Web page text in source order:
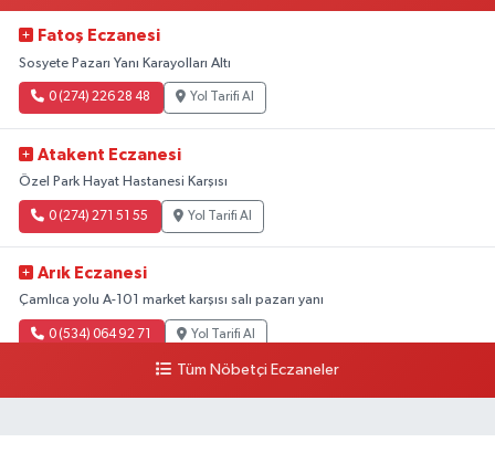
Fatoş Eczanesi
Sosyete Pazarı Yanı Karayolları Altı
0 (274) 226 28 48 Yol Tarifi Al
Atakent Eczanesi
Özel Park Hayat Hastanesi Karşısı
0 (274) 271 51 55 Yol Tarifi Al
Arık Eczanesi
Çamlıca yolu A-101 market karşısı salı pazarı yanı
0 (534) 064 92 71 Yol Tarifi Al
Tüm Nöbetçi Eczaneler